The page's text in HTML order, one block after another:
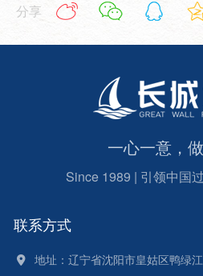
分享
一心一意，
Since 1989 | 引领中国
联系方式
地址：辽宁省沈阳市皇姑区鸭绿